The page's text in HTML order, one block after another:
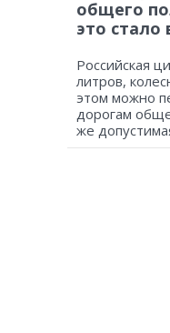
общего
это
Российская
литров,
этом можно
дорогам
же